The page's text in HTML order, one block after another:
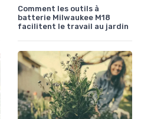
Comment les outils à
batterie Milwaukee M18
facilitent le travail au jardin